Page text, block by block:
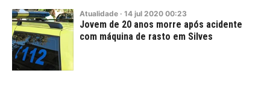
Atualidade · 14 jul 2020 00:23
Jovem de 20 anos morre após acidente
com máquina de rasto em Silves